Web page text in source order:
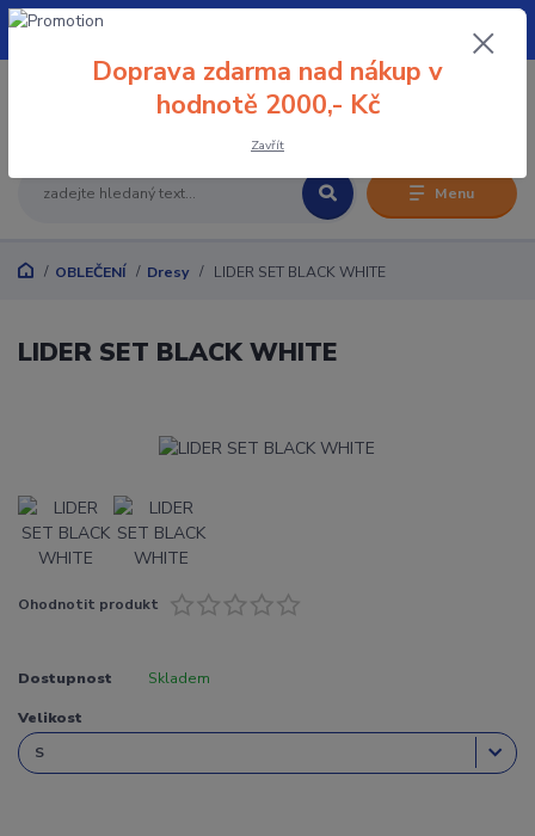
Menu
+420 608 032 114
OBLEČENÍ Dresy LIDER SET BLACK WHITE
LIDER SET BLACK WHITE
Ohodnotit produkt
Dostupnost Skladem
Velikost
Doprava zdarma nad nákup v
hodnotě 2000,- Kč
Zavřít